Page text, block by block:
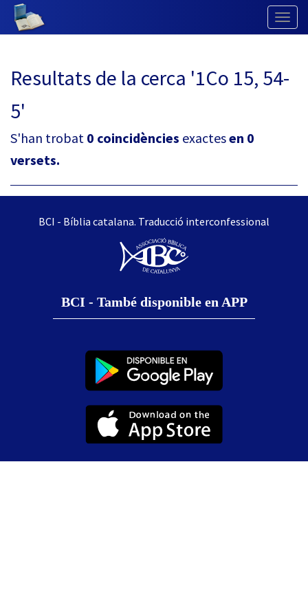
Resultats de la cerca '1Co 15, 54-
5'
S'han trobat 0 coincidències exactesen 0
versets.
BCI - Bíblia catalana. Traducció interconfessional
BCI - També disponible en APP